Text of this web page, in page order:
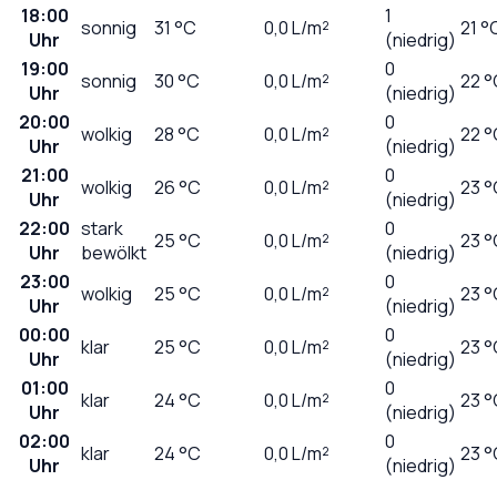
18:00
Uhr
sonnig 31 °C 0,0L/m²
1
(niedrig) 21
19:00
Uhr
sonnig 30°C 0,0L/m²
0
(niedrig) 22
20:00
Uhr
wolkig 28°C 0,0L/m²
0
(niedrig) 22
21:00
Uhr
wolkig 26°C 0,0L/m²
0
(niedrig) 23
22:00
Uhr
stark
bewölkt 25°C 0,0L/m²
0
(niedrig) 23
23:00
Uhr
wolkig 25°C 0,0L/m²
0
(niedrig) 23
00:00
Uhr
klar 25°C 0,0L/m²
0
(niedrig) 23
01:00
Uhr
klar 24°C 0,0L/m²
0
(niedrig) 23
02:00
Uhr
klar 24°C 0,0L/m²
0
(niedrig) 23